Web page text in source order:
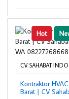
Hot
CV SAHABAT
Kontraktor
Barat | CV